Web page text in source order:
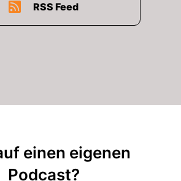
RSS Feed
einen eigenen
Podcast?